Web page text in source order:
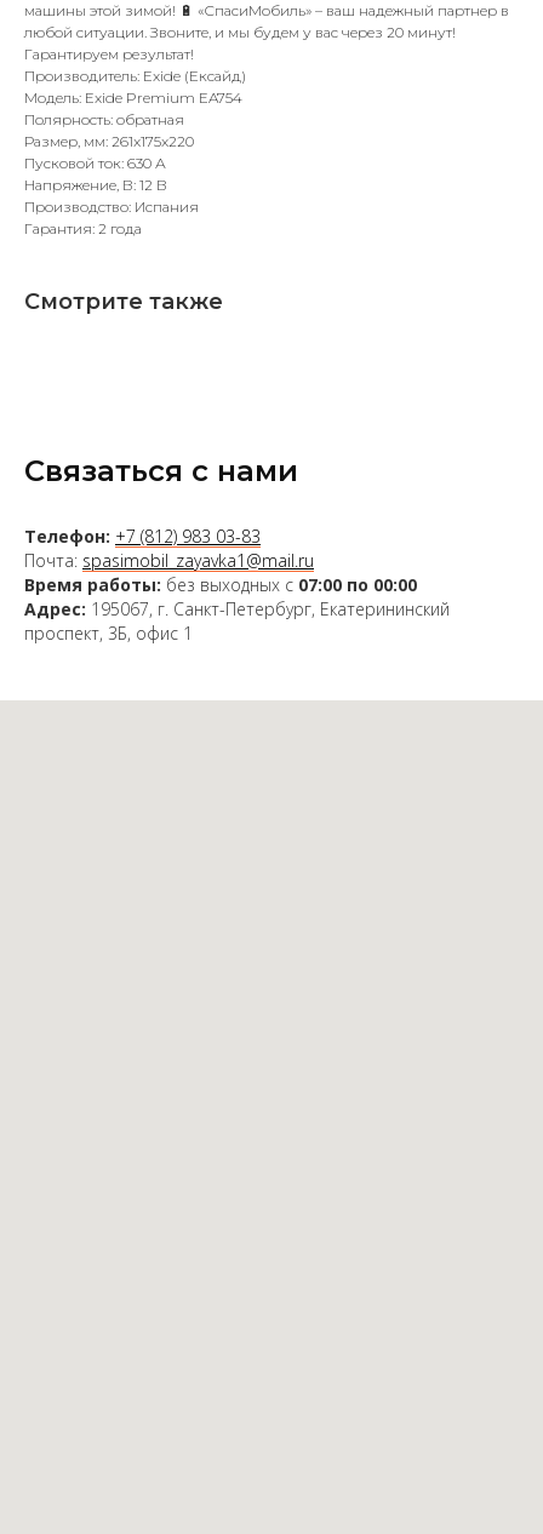
машины этой зимой! 🔋 «СпасиМобиль» – ваш надежный партнер в
любой ситуации. Звоните, и мы будем у вас через 20 минут!
Гарантируем результат!
Производитель: Exide (Ексайд)
Модель: Exide Premium EA754
Полярность: обратная
Размер, мм: 261x175x220
Пусковой ток: 630 А
Напряжение, В: 12 В
Производство: Испания
Гарантия: 2 года
Смотрите также
Связаться с нами
Телефон: +7 (812) 983 03-83
Почта: spasimobil_zayavka1@mail.ru
Время работы: без выходных с 07:00 по 00:00
Адрес: 195067, г. Санкт-Петербург, Екатерининский
проспект, 3Б, офис 1